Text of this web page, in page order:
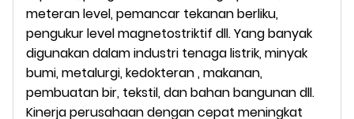
meteran level, pemancar tekanan berliku,
pengukur level magnetostriktif dll. Yang banyak
digunakan dalam industri tenaga listrik, minyak
bumi, metalurgi, kedokteran , makanan,
pembuatan bir, tekstil, dan bahan bangunan dll.
Kinerja perusahaan dengan cepat meningkat